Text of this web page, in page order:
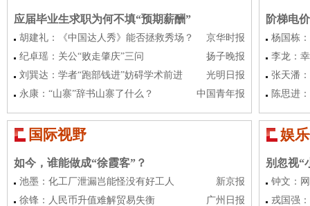
应届毕业生求职为何不填“预期薪酬”
京华时报
胡建礼：《中国达人秀》能否拯救秀场？
扬子晚报
纪卓瑶：关公“败走肇庆”三问
光明日报
刘巽达：学者“跑部钱进”妨碍学术前进
中国青年报
永康：“山寨”辞书山寨了什么？
国际视野
如今，谁能做成“徐霞客”？
新京报
池墨：化工厂泄漏岂能怪没有好工人
广州日报
徐锋：人民币升值难解贸易失衡
阶梯电
杨国栋
李龙：
张天潘
陈思进
娱
别忽视“
钟文：
戎国强